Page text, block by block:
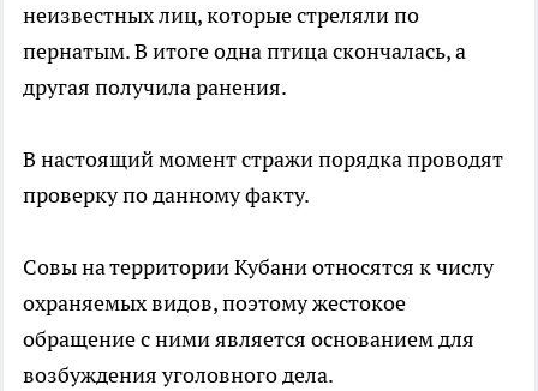
неизвестных лиц, которые стреляли по
пернатым. В итоге одна птица скончалась, а
другая получила ранения.
В настоящий момент стражи порядка проводят
проверку по данному факту.
Совы на территории Кубани относятся к числу
охраняемых видов, поэтому жестокое
обращение с ними является основанием для
возбуждения уголовного дела.